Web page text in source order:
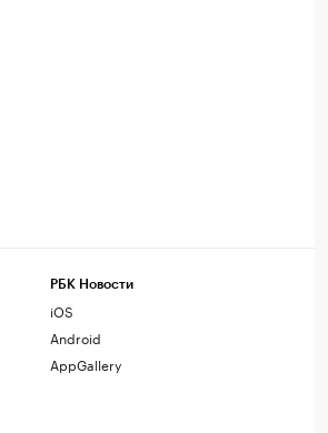
РБК Новости
iOS
Android
AppGallery